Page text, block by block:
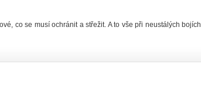
co se musí ochránit a střežit. A to vše při neustálých bojích